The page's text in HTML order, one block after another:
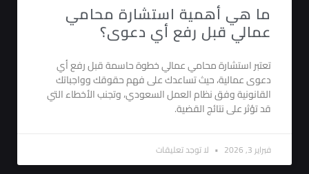
ما هي أهمية استشارة محامي
عمالي قبل رفع أي دعوى؟
تعتبر استشارة محامي عمالي خطوة حاسمة قبل رفع أي
دعوى عمالية، حيث تساعدك على فهم حقوقك وواجباتك
القانونية وفق نظام العمل السعودي، وتجنب الأخطاء التي
قد تؤثر على نتائج القضية.
فبراير 3, 2026 لا توجد تعليقات